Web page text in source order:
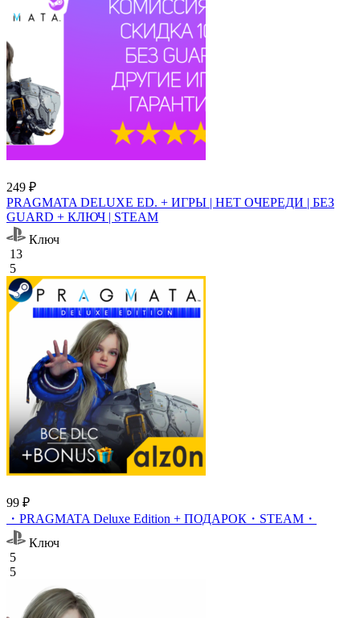
249 ₽
PRAGMATA DELUXE ED. + ИГРЫ | НЕТ ОЧЕРЕДИ | БЕЗ
GUARD + КЛЮЧ | STEAM
Ключ
13
5
99 ₽
・PRAGMATA Deluxe Edition + ПОДАРОК・STEAM・
Ключ
5
5